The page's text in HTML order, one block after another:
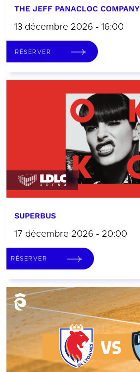
THE JEFF PANACLOC COMPANY
13 décembre 2026 - 16:00
RÉSERVER
SUPERBUS
17 décembre 2026 - 20:00
RÉSERVER